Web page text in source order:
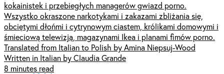
kokainistek i przebiegłych managerów gwiazd porno.
Wszystko okraszone narkotykami i zakazami zbliżania się,
obciętymi dłońmi i cytrynowym ciastem, królikami domowymi i
śmieciową telewizją, magazynami Ikea i planami fimów porno.
Translated from Italian to Polish by Amina Niepsuj-Wood
Written in Italian by Claudia Grande
8 minutes read